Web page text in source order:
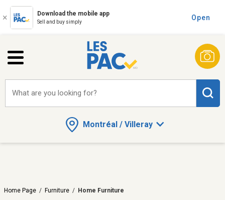
Download the mobile app
Sell and buy simply
Open
Montréal / Villeray
What are you looking for?
Home Page / Furniture / Home Furniture